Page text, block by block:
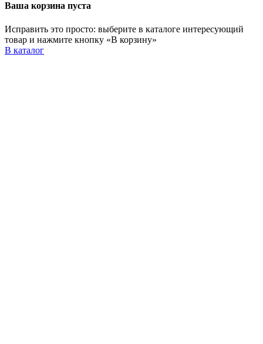
Ваша корзина пуста
Исправить это просто: выберите в каталоге интересующий
товар и нажмите кнопку «В корзину»
В каталог